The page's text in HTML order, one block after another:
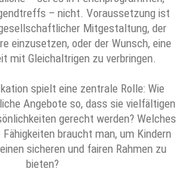
– nicht. Voraussetzung ist
Mitgestaltung, der
einzusetzen, oder der Wunsch, eine
mit Gleichaltrigen zu verbringen.
spielt eine zentrale Rolle: Wie
Angebote so, dass sie vielfältigen
gerecht werden? Welches
braucht man, um Kindern
sicheren und fairen Rahmen zu
bieten?